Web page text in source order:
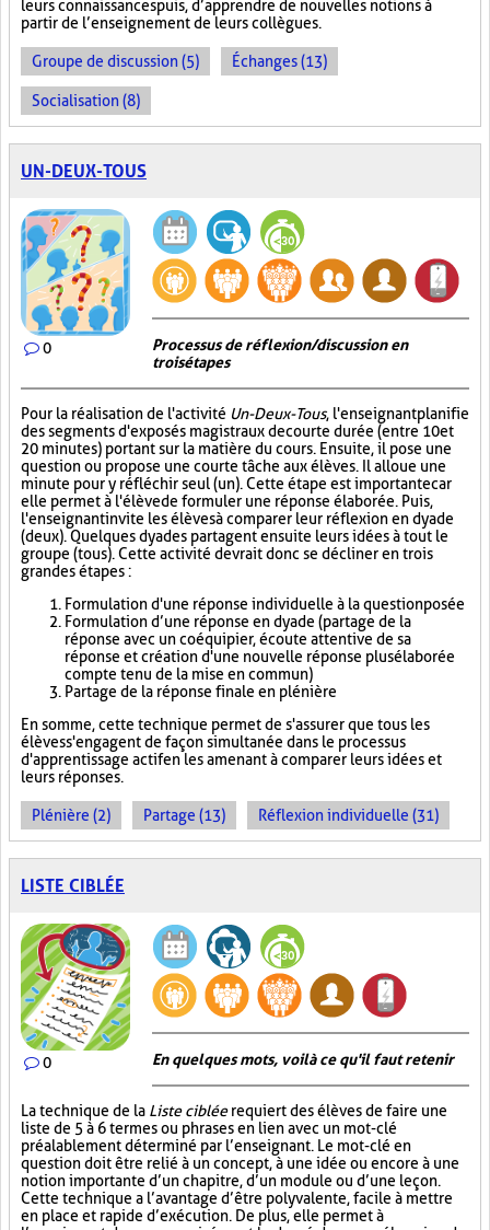
leurs connaissances puis, d’apprendre de nouvelles notions à
partir de l’enseignement de leurs collègues.
Groupe de discussion (5) Échanges (13)
Socialisation (8)
UN-DEUX-TOUS
0
Processus de réflexion/discussion en
trois étapes
Pour la réalisation de l'activité Un-Deux-Tous, l'enseignant planifie
des segments d'exposés magistraux de courte durée (entre 10 et
20 minutes) portant sur la matière du cours. Ensuite, il pose une
question ou propose une courte tâche aux élèves. Il alloue une
minute pour y réfléchir seul (un). Cette étape est importante car
elle permet à l'élève de formuler une réponse élaborée. Puis,
l'enseignant invite les élèves à comparer leur réflexion en dyade
(deux). Quelques dyades partagent ensuite leurs idées à tout le
groupe (tous). Cette activité devrait donc se décliner en trois
grandes étapes :
Formulation d'une réponse individuelle à la question posée
Formulation d’une réponse en dyade (partage de la
réponse avec un coéquipier, écoute attentive de sa
réponse et création d'une nouvelle réponse plus élaborée
compte tenu de la mise en commun)
Partage de la réponse finale en plénière
En somme, cette technique permet de s'assurer que tous les
élèves s'engagent de façon simultanée dans le processus
d'apprentissage actif en les amenant à comparer leurs idées et
leurs réponses.
Plénière (2) Partage (13) Réflexion individuelle (31)
LISTE CIBLÉE
0 En quelques mots, voilà ce qu'il faut retenir
La technique de la Liste cibléerequiert des élèves de faire une
liste de 5 à 6 termes ou phrases en lien avec un mot-clé
préalablement déterminé par l’enseignant. Le mot-clé en
question doit être relié à un concept, à une idée ou encore à une
notion importante d’un chapitre, d’un module ou d’une leçon.
Cette technique a l’avantage d’être polyvalente, facile à mettre
en place et rapide d’exécution. De plus, elle permet à